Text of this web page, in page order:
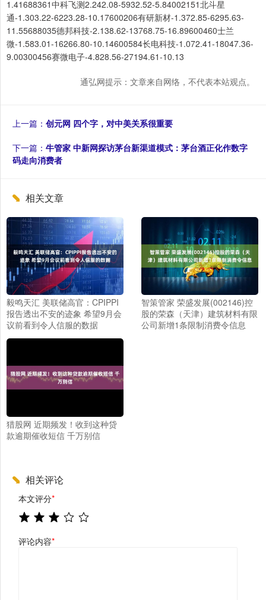
1.41688361中科飞测2.242.08-5932.52-5.84002151北斗星
通-1.303.22-6223.28-10.17600206有研新材-1.372.85-6295.63-
11.55688035德邦科技-2.138.62-13768.75-16.89600460士兰
微-1.583.01-16266.80-10.14600584长电科技-1.072.41-18047.36-
9.00300456赛微电子-4.828.56-27194.61-10.13
通弘网提示：文章来自网络，不代表本站观点。
上一篇： 创元网 四个字，对中美关系很重要
下一篇： 牛管家 中新网探访茅台新渠道模式：茅台酒正化作数字
码走向消费者
相关文章
毅鸣天汇 美联储高官：CPIPPI
报告透出不安的迹象 希望9月会
议前看到令人信服的数据
智策管家 荣盛发展(002146)控
股的荣森（天津）建筑材料有限
公司新增1条限制消费令信息
猎股网 近期频发！收到这种贷
款逾期催收短信 千万别信
相关评论
本文评分*
评论内容*